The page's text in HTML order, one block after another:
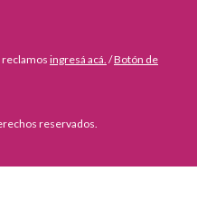
reclamos ingresá acá. /Botón de
reservados.